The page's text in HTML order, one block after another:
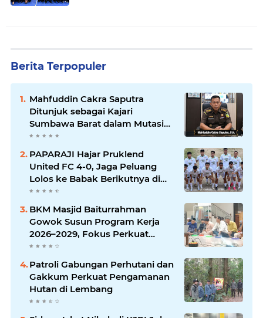
Berita Terpopuler
Mahfuddin Cakra Saputra
Ditunjuk sebagai Kajari
Sumbawa Barat dalam Mutasi
Kejaksaan Agung
PAPARAJI Hajar Pruklend
United FC 4-0, Jaga Peluang
Lolos ke Babak Berikutnya di
Turnamen 165 Cup HKBP
BKM Masjid Baiturrahman
Gowok Susun Program Kerja
2026–2029, Fokus Perkuat
Dakwah dan Pelayanan Umat
Patroli Gabungan Perhutani dan
Gakkum Perkuat Pengamanan
Hutan di Lembang